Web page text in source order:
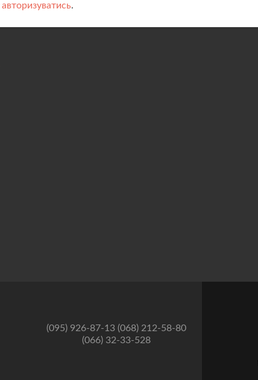
авторизуватись.
(095) 926-87-13 (068) 212-58-80
(066) 32-33-528